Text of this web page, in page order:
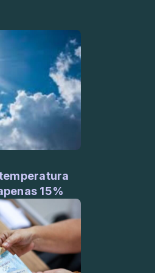
15%